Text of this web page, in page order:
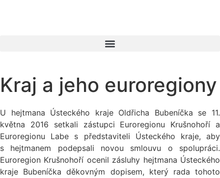
Kraj a jeho euroregiony
U hejtmana Ústeckého kraje Oldřicha Bubeníčka se 11.
května 2016 setkali zástupci Euroregionu Krušnohoří a
Euroregionu Labe s představiteli Ústeckého kraje, aby
s hejtmanem podepsali novou smlouvu o spolupráci.
Euroregion Krušnohoří ocenil zásluhy hejtmana Ústeckého
kraje Bubeníčka děkovným dopisem, který rada tohoto